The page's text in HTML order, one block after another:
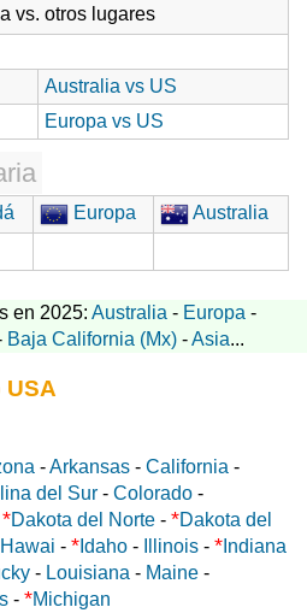
vs. otros lugares
Australia vs US
Europa vs US
Europa
Australia
en 2025: Australia - Europa -
Baja California (Mx) -Asia...
-Arkansas - California -
del Sur - Colorado -
*Dakota del Norte - *Dakota del
Hawai - * Idaho - Illinois - * Indiana
- Louisiana - Maine -
- *Michigan